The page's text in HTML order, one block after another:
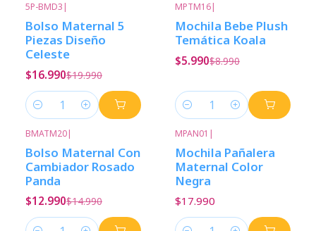
5P-BMD3 |
Bolso Maternal 5
Piezas Diseño
Celeste
$16.990$19.990
Cantidad
MPTM16|
Mochila Bebe Plush
Temática Koala
$5.990$8.990
Cantidad
BMATM20|
Bolso Maternal Con
Cambiador Rosado
Panda
$12.990$14.990
MPAN01 |
Mochila Pañalera
Maternal Color
Negra
$17.990